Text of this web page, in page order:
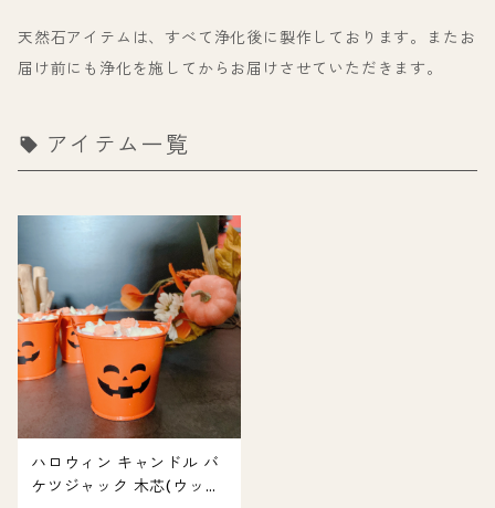
天然石アイテムは、すべて浄化後に製作しております。またお
届け前にも浄化を施してからお届けさせていただきます。
アイテム一覧
ハロウィン キャンドル バ
ケツジャック 木芯(ウッド